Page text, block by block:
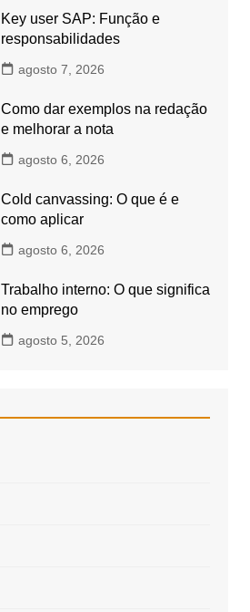
Key user SAP: Função e
responsabilidades
agosto 7, 2026
Como dar exemplos na redação
e melhorar a nota
agosto 6, 2026
Cold canvassing: O que é e
como aplicar
agosto 6, 2026
Trabalho interno: O que significa
no emprego
agosto 5, 2026